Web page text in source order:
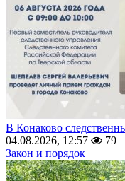
В Конаково
04.08.2026, 12:57
79
Закон и порядок